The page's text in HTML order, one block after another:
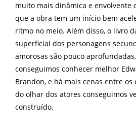
muito mais dinâmica e envolvente
que a obra tem um início bem
ritmo no meio. Além disso, o livro
superficial dos personagens
amorosas são pouco
conseguimos conhecer melhor
Brandon, e há mais cenas entre os
do olhar dos atores conseguimos
construído.